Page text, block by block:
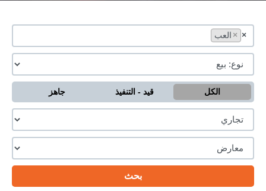
×
× العب
الكل قيد - التنفيذ جاهز